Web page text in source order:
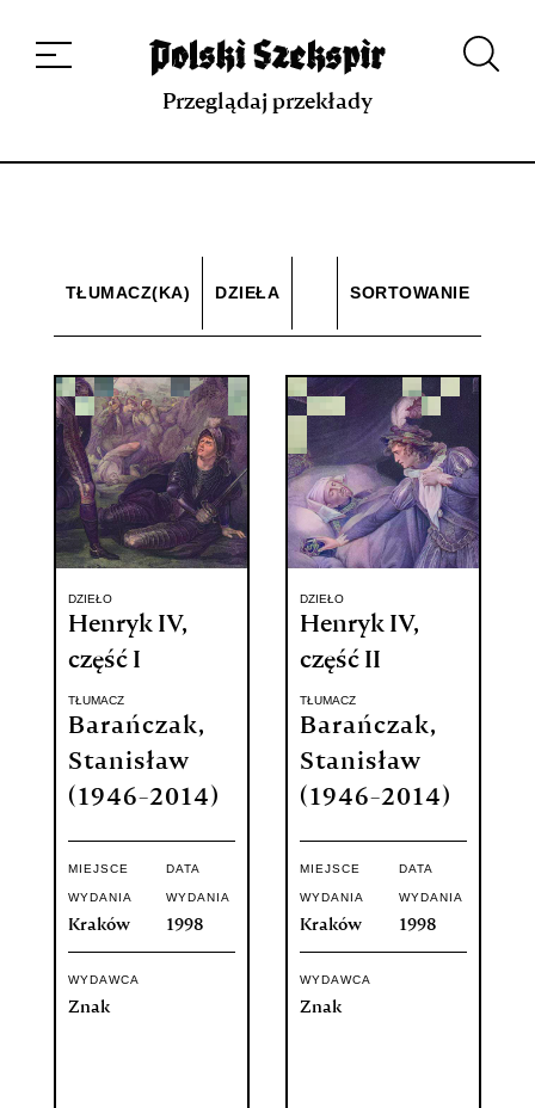
projekcie
Kontakt Indeks strony Aplikacja
Repozytorium XIX w.
Przeglądaj przekłady
TŁUMACZ(KA) DZIEŁA SORTOWANIE
DZIEŁO
Henryk IV,
część I
TŁUMACZ
Barańczak,
Stanisław
(1946-2014)
MIEJSCE
WYDANIA
Kraków
DATA
WYDANIA
1998
WYDAWCA
Znak
DZIEŁO
Henryk IV,
część II
TŁUMACZ
Barańczak,
Stanisław
(1946-2014)
MIEJSCE
WYDANIA
Kraków
DATA
WYDANIA
1998
WYDAWCA
Znak